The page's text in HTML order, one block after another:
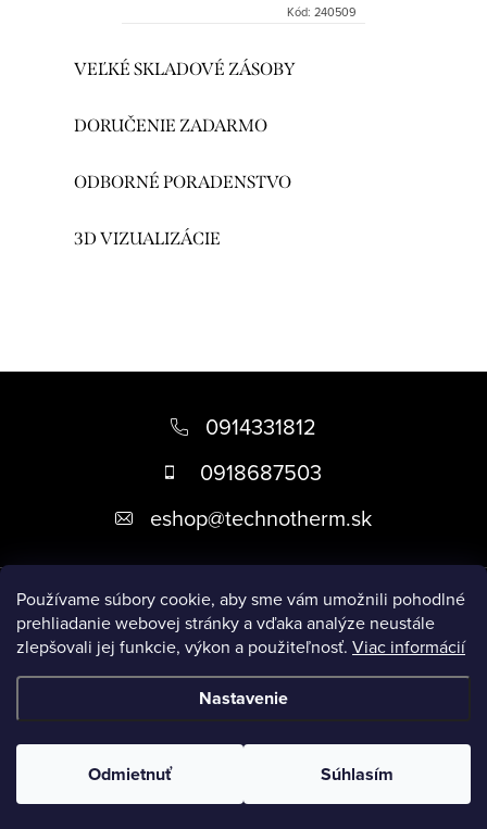
Používame súbory cookie, aby sme vám umožnili pohodlné
prehliadanie webovej stránky a vďaka analýze neustále
zlepšovali jej funkcie, výkon a použiteľnosť. Viac informácií
Nastavenie
Odmietnuť Súhlasím
Kód: 240509
u
VEĽKÉ SKLADOVÉ ZÁSOBY
DORUČENIE ZADARMO
ODBORNÉ PORADENSTVO
3D VIZUALIZÁCIE
i
0914331812
0918687503
eshop@technotherm.sk
Informácie
Prijímame online platby
Upraviť nastavenie cookies